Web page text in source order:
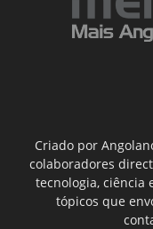
Criado por
colaboradores
tecnologia, ciência
tópicos que